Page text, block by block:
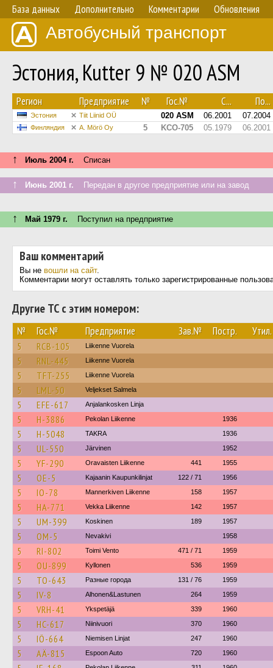
База данных Дополнительно Комментарии Обновления
Автобусный транспорт
Эстония, Kutter 9 № 020 ASM
Регион Предприятие № Гос.№ С... По...
Эстония Tiit Liinid OÜ 020 ASM 06.2001 07.2004
Финляндия A. Mörö Oy 5 KCO-705 05.1979 06.2001
↑ Июль 2004 г. Списан
↑ Июнь 2001 г. Передан в другое предприятие или на завод
↑ Май 1979 г. Поступил на предприятие
Ваш комментарий
Вы не вошли на сайт.
Комментарии могут оставлять только зарегистрированные
Другие ТС с этим номером:
№ Гос.№ Предприятие Зав.№ Постр. Утил.
5 RCB-105 Liikenne Vuorela
5 RNL-445 Liikenne Vuorela
5 TFT-255 Liikenne Vuorela
5 LML-50 Veljekset Salmela
5 EFE-617 Anjalankosken Linja
5 H-3886 Pekolan Liikenne 1936
5 H-5048 TAKRA 1936
5 UL-550 Järvinen 1952
5 YF-290 Oravaisten Liikenne 441 1955
5 OE-5 Kajaanin Kaupunkilinjat 122 / 71 1956
5 IO-78 Mannerkiven Liikenne 158 1957
5 HA-771 Vekka Liikenne 142 1957
5 UM-399 Koskinen 189 1957
5 OM-5 Nevakivi 1958
5 RI-802 Toimi Vento 471 / 71 1959
5 OU-899 Kyllonen 536 1959
5 TO-643 Разные города 131 / 76 1959
5 IV-8 Alhonen&Lastunen 264 1959
5 VRH-41 Ykspetäjä 339 1960
5 HC-617 Niinivuori 370 1960
5 IÖ-664 Niemisen Linjat 247 1960
5 AÄ-815 Espoon Auto 720 1960